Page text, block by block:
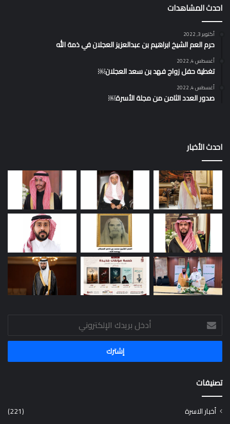
احدث المشاهدات
أكتوبر 3, 2022
حرم العم الشيخ ابراهيم بن عبدالعزيز العجلان في ذمة الله
أغسطس 4, 2022
تغطية حفل زواج فهد بن سعد العجلان￼
أغسطس 4, 2022
صدور العدد الثامن من مجلة الأسرة￼
احدث الأخبار
أدخل
بريدك
الإلكتروني
تصنيفات
أخبار الاسرة
(221)